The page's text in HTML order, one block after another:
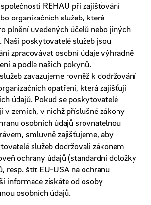
REHAU při zajišťování
organizačních služeb, které
plnění uvedených účelů nebo jiných
Naši poskytovatelé služeb jsou
zpracovávat osobní údaje výhradně
a podle našich pokynů.
zavazujeme rovněž k dodržování
opatření, která zajišťují
údajů. Pokud se poskytovatelé
v zemích, v nichž příslušné zákony
osobních údajů srovnatelnou
smluvně zajišťujeme, aby
služeb dodržovali zákonem
ochrany údajů (standardní doložky
resp. štít EU-USA na ochranu
informace získáte od osoby
osobních údajů.